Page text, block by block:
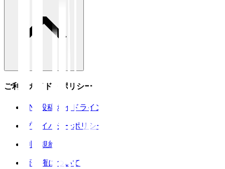
ご利用ガイド・ポリシー
SNS投稿ガイドライン
プライバシーポリシー
利用規約
著作権について